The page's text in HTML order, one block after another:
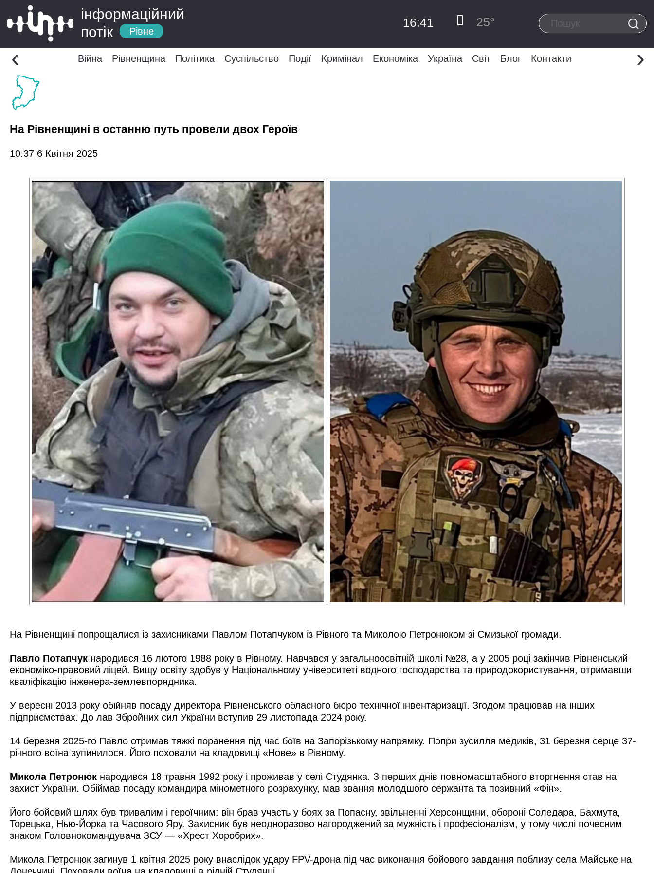
інформаційний
потік
Рівне
16:41 25°
Війна Рівненщина Політика Суспільство Події Кримінал Економіка Україна Світ Блог Контакти
‹ ›
На Рівненщині в останню путь провели двох Героїв
10:37 6 Квітня 2025
На Рівненщині попрощалися із захисниками Павлом Потапчуком із Рівного та Миколою Петронюком зі Смизької громади.
Павло Потапчук народився 16 лютого 1988 року в Рівному. Навчався у загальноосвітній школі №28, а у 2005 році закінчив Рівненський
економіко-правовий ліцей. Вищу освіту здобув у Національному університеті водного господарства та природокористування, отримавши
кваліфікацію інженера-землевпорядника.
У вересні 2013 року обійняв посаду директора Рівненського обласного бюро технічної інвентаризації. Згодом працював на інших
підприємствах. До лав Збройних сил України вступив 29 листопада 2024 року.
14 березня 2025-го Павло отримав тяжкі поранення під час боїв на Запорізькому напрямку. Попри зусилля медиків, 31 березня серце 37-
річного воїна зупинилося. Його поховали на кладовищі «Нове» в Рівному.
Микола Петронюк народився 18 травня 1992 року і проживав у селі Студянка. З перших днів повномасштабного вторгнення став на
захист України. Обіймав посаду командира мінометного розрахунку, мав звання молодшого сержанта та позивний «Фін».
Його бойовий шлях був тривалим і героїчним: він брав участь у боях за Попасну, звільненні Херсонщини, обороні Соледара, Бахмута,
Торецька, Нью-Йорка та Часового Яру. Захисник був неодноразово нагороджений за мужність і професіоналізм, у тому числі почесним
знаком Головнокомандувача ЗСУ — «Хрест Хоробрих».
Микола Петронюк загинув 1 квітня 2025 року внаслідок удару FPV-дрона під час виконання бойового завдання поблизу села Майське на